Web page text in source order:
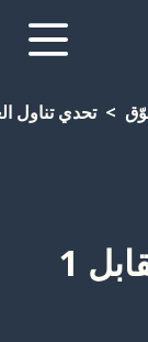
تحدي تناول
تحدي تناول الغداء مقابل 1